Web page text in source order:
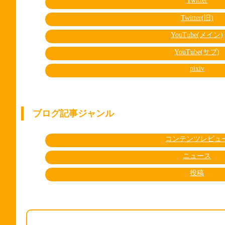
Twitter(旧)
YouTube(メイン)
YouTube(サブ)
pixiv
ブログ記事ジャンル
コンテンツレビュ
ニュース
投稿